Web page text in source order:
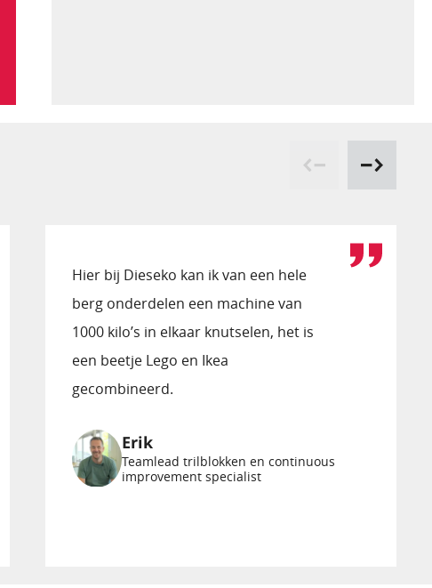
Hier bij Dieseko kan ik van een hele
berg onderdelen een machine van
1000 kilo’s in elkaar knutselen, het is
een beetje Lego en Ikea
gecombineerd.
Erik
Teamlead trilblokken en continuous
improvement specialist